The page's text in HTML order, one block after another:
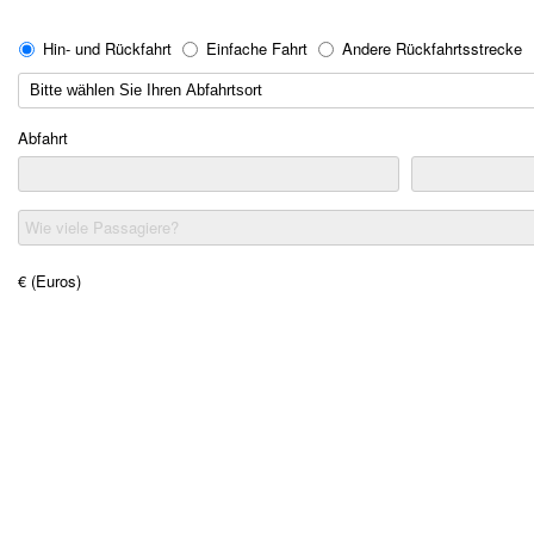
Hin- und Rückfahrt Einfache Fahrt Andere Rückfahrtsstrecke
Abfahrt
Wie viele Passagiere?
€ (Euros)